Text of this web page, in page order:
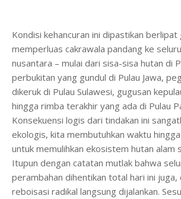
Kondisi kehancuran ini dipastikan berlipat
memperluas cakrawala pandang ke
nusantara – mulai dari sisa-sisa hutan di
perbukitan yang gundul di Pulau Jawa,
dikeruk di Pulau Sulawesi, gugusan
hingga rimba terakhir yang ada di Pulau
Konsekuensi logis dari tindakan ini
ekologis, kita membutuhkan waktu
untuk memulihkan ekosistem hutan alam
Itupun dengan catatan mutlak bahwa
perambahan dihentikan total hari ini juga,
reboisasi radikal langsung dijalankan.